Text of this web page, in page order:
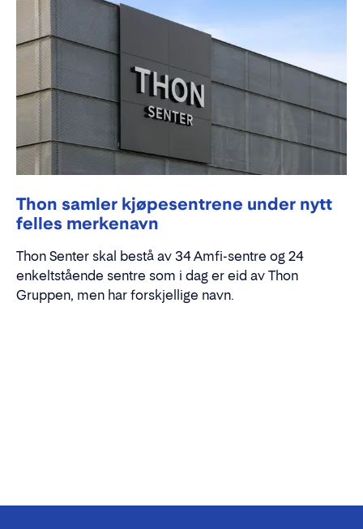
Thon samler kjøpesentrene under nytt
felles merkenavn
Thon Senter skal bestå av 34 Amfi-sentre og 24
enkeltstående sentre som i dag er eid av Thon
Gruppen, men har forskjellige navn.